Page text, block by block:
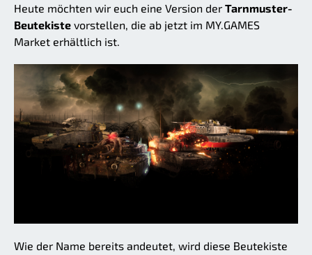
Heute möchten wir euch eine Version der Tarnmuster-
Beutekiste vorstellen, die ab jetzt im MY.GAMES
Market erhältlich ist.
Wie der Name bereits andeutet, wird diese Beutekiste